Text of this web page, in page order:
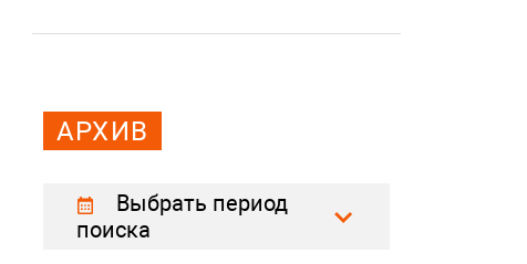
АРХИВ
Выбрать период
поиска